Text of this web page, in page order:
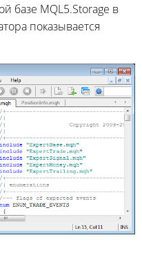
базе MQL5.Storage в
показывается